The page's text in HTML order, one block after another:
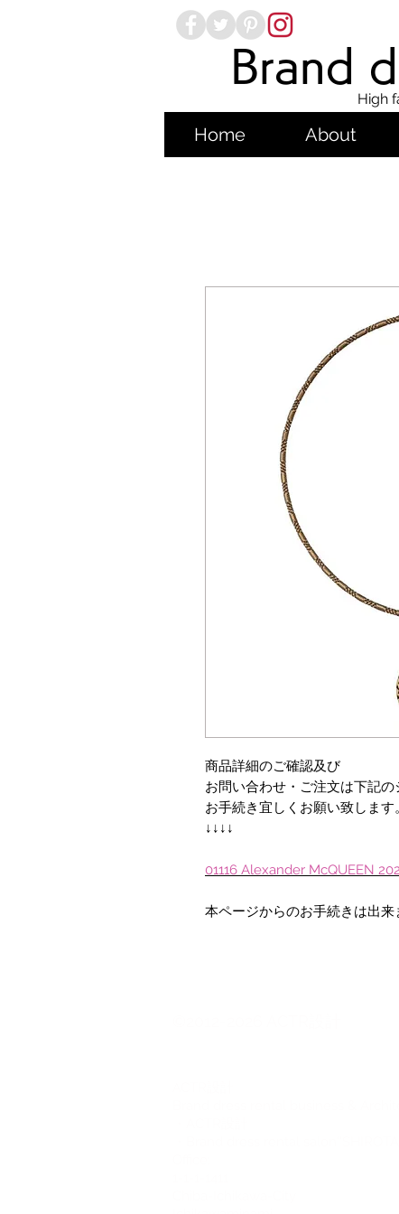
Brand
High
Home About
商品詳細のご確認及び
お問い合わせ・ご注文は下記
お手続き宜しくお願い致します。
↓↓↓↓
01116 Alexander McQUEEN
本ページからのお手続きは出来